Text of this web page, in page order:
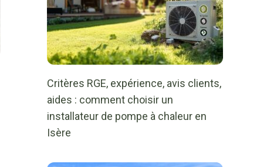
Critères RGE, expérience, avis clients,
aides : comment choisir un
installateur de pompe à chaleur en
Isère